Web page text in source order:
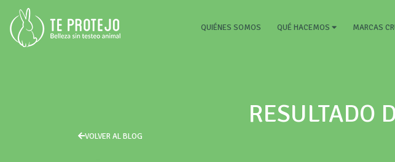
QUIÉNES SOMOS (CURRENT)
QUÉ HACEMOS MARCAS
RESULTADO
VOLVER AL BLOG